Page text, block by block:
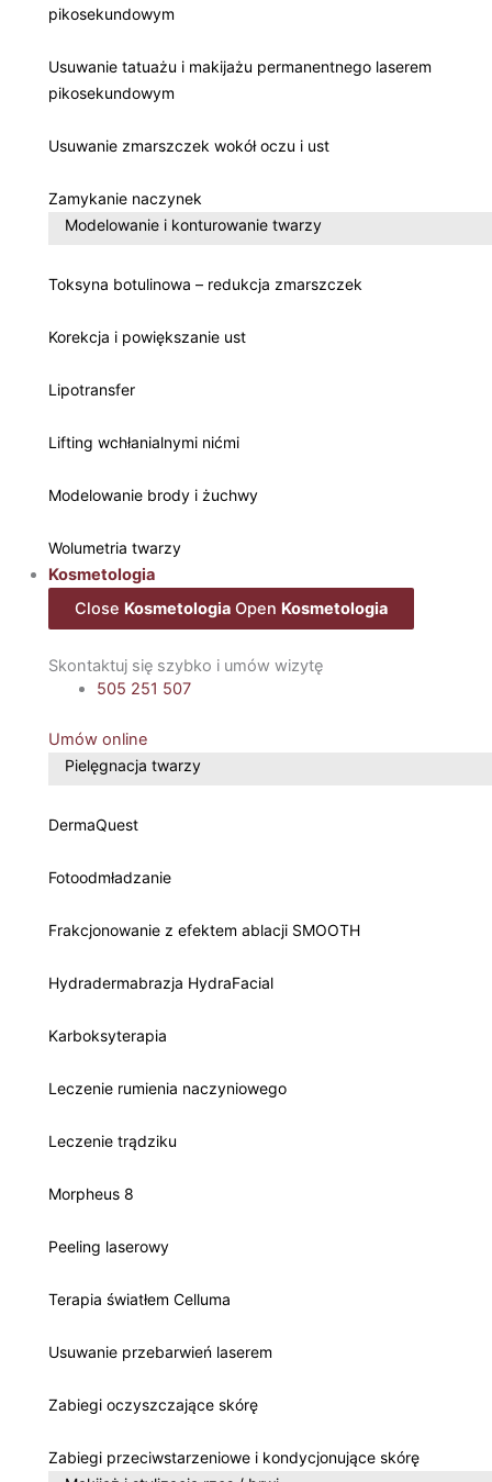
pikosekundowym
Usuwanie tatuażu i makijażu permanentnego laserem
pikosekundowym
Usuwanie zmarszczek wokół oczu i ust
Zamykanie naczynek
Modelowanie i konturowanie twarzy
Toksyna botulinowa – redukcja zmarszczek
Korekcja i powiększanie ust
Lipotransfer
Lifting wchłanialnymi nićmi
Modelowanie brody i żuchwy
Wolumetria twarzy
Kosmetologia
Close Kosmetologia Open Kosmetologia
Skontaktuj się szybko i umów wizytę
505 251 507
Umów online
Pielęgnacja twarzy
DermaQuest
Fotoodmładzanie
Frakcjonowanie z efektem ablacji SMOOTH
Hydradermabrazja HydraFacial
Karboksyterapia
Leczenie rumienia naczyniowego
Leczenie trądziku
Morpheus 8
Peeling laserowy
Terapia światłem Celluma
Usuwanie przebarwień laserem
Zabiegi oczyszczające skórę
Zabiegi przeciwstarzeniowe i kondycjonujące skórę